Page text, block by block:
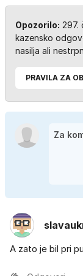
Opozorilo: 297.
kazensko
nasilja ali
PRAVILA ZA
A zato je bil pri